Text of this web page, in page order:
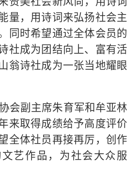
量，用诗词来弘扬社会主
同时希望通过全体会员的
社成为团结向上、富有活
翁诗社成为一张当地耀眼
会副主席朱育军和牟亚林
来取得成绩给予高度评价
全体社员再接再厉，创作
艺作品，为社会大众服